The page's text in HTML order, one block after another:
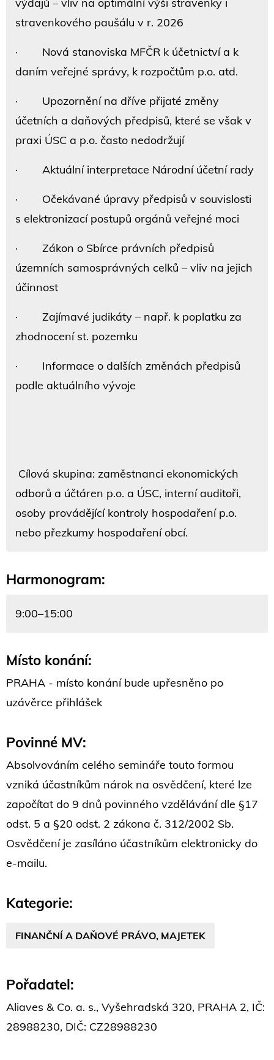
stravenkového paušálu v r. 2026
· Nová stanoviska MFČR k účetnictví a k
daním veřejné správy, k rozpočtům p.o. atd.
· Upozornění na dříve přijaté změny
účetních a daňových předpisů, které se však v
praxi ÚSC a p.o. často nedodržují
· Aktuální interpretace Národní účetní rady
· Očekávané úpravy předpisů v souvislosti
s elektronizací postupů orgánů veřejné moci
· Zákon o Sbírce právních předpisů
územních samosprávných celků – vliv na jejich
účinnost
· Zajímavé judikáty – např. k poplatku za
zhodnocení st. pozemku
· Informace o dalších změnách předpisů
podle aktuálního vývoje
Cílová skupina: zaměstnanci ekonomických
odborů a účtáren p.o. a ÚSC, interní auditoři,
osoby provádějící kontroly hospodaření p.o.
nebo přezkumy hospodaření obcí.
Harmonogram:
9:00–15:00
Místo konání:
PRAHA - místo konání bude upřesněno po
uzávěrce přihlášek
Povinné MV:
Absolvováním celého semináře touto formou
vzniká účastníkům nárok na osvědčení, které lze
započítat do 9 dnů povinného vzdělávání dle §17
odst. 5 a §20 odst. 2 zákona č. 312/2002 Sb.
Osvědčení je zasíláno účastníkům elektronicky do
e-mailu.
Kategorie:
FINANČNÍ A DAŇOVÉ PRÁVO, MAJETEK
Pořadatel:
Aliaves & Co. a. s., Vyšehradská 320, PRAHA 2, IČ:
28988230, DIČ: CZ28988230